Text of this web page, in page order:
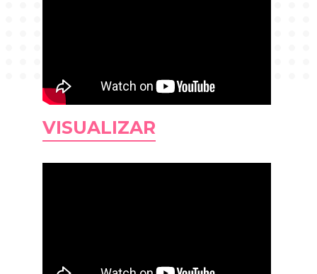
VISUALIZAR